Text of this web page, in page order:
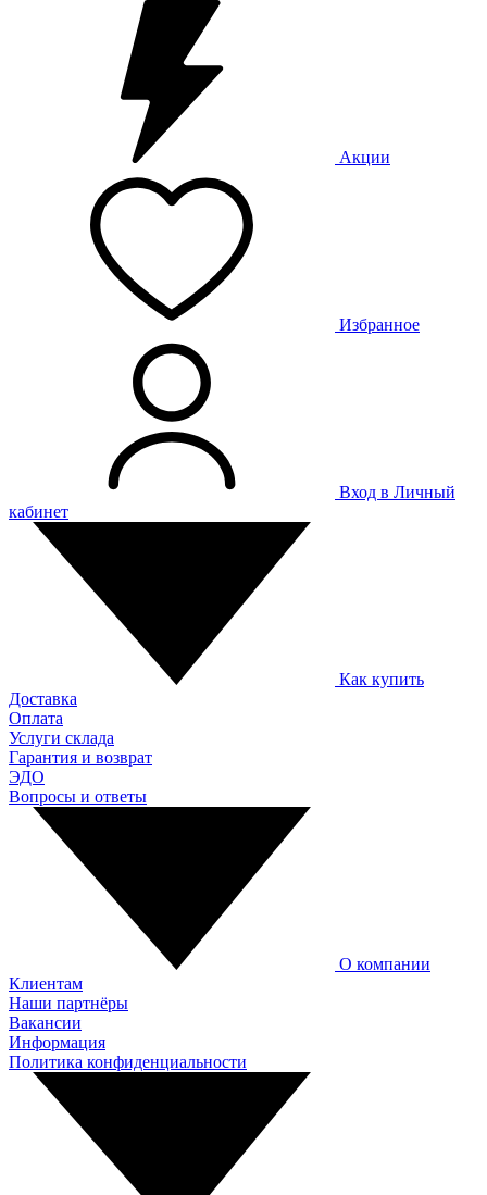
Акции
Избранное
Вход в Личный
кабинет
Как купить
Доставка
Оплата
Услуги склада
Гарантия и возврат
ЭДО
Вопросы и ответы
О компании
Клиентам
Наши партнёры
Вакансии
Информация
Политика конфиденциальности